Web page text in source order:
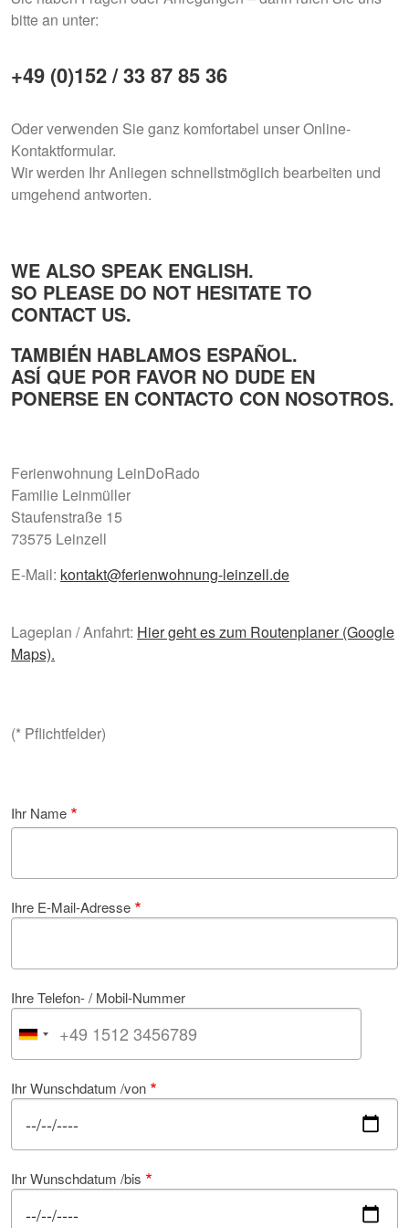
bitte an unter:
+49 (0)152 / 33 87 85 36
Oder verwenden Sie ganz komfortabel unser Online-
Kontaktformular .
Wir werden Ihr Anliegen schnellstmöglich bearbeiten und
umgehend antworten.
WE ALSO SPEAK ENGLISH.
SO PLEASE DO NOT HESITATE TO
CONTACT US.
TAMBIÉN HABLAMOS ESPAÑOL.
ASÍ QUE POR FAVOR NO DUDE EN
PONERSE EN CONTACTO CON NOSOTROS.
Ferienwohnung LeinDoRado
Familie Leinmüller
Staufenstraße 15
73575 Leinzell
E-Mail: kontakt@ferienwohnung-leinzell.de
Lageplan / Anfahrt: Hier geht es zum Routenplaner (Google
Maps).
(* Pflichtfelder)
Ihr Name
Ihre E-Mail-Adresse
Ihre Telefon- / Mobil-Nummer
Ihr Wunschdatum /von
Ihr Wunschdatum /bis